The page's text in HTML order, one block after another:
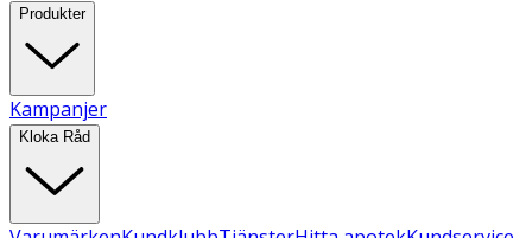
Produkter
Kampanjer
Kloka Råd